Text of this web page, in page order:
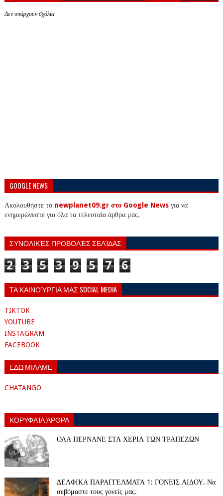
Δεν υπάρχουν σχόλια
GOOGLE NEWS
Ακολουθήστε το newplanet09.gr στο Google Newsγια να
ενημερώνεστε για όλα τα τελευταία άρθρα μας.
ΣΥΝΟΛΙΚΈΣ ΠΡΟΒΟΛΈΣ ΣΕΛΊΔΑΣ
2 3 5 3 9 5 7 6
ΤΑ ΚΑΙΝΟΎΡΓΙΑ ΜΑΣ SOCIAL MEDIA
TIKTOK
YOUTUBE
INSTAGRAM
FACEBOOK
ΕΔΩ ΜΙΛΑΜΕ
CHATANGO
ΚΟΡΥΦΑΊΑ ΆΡΘΡΑ
ΟΛΑ ΠΕΡΝΑΝΕ ΣΤΑ ΧΕΡΙΑ ΤΩΝ ΤΡΑΠΕΖΩΝ
ΔΕΛΦΙΚΑ ΠΑΡΑΓΓΕΛΜΑΤΑ 1: ΓΟΝΕΙΣ ΑΙΔΟΥ. Να
σεβόμαστε τους γονείς μας.